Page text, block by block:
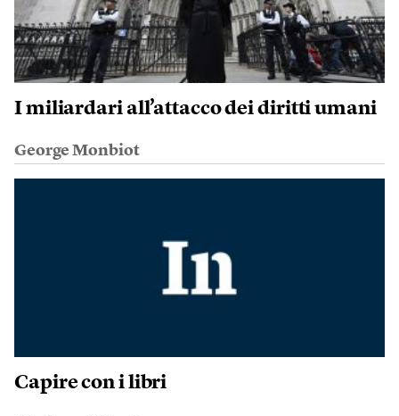
I miliardari all’attacco dei diritti umani
George Monbiot
Capire con i libri